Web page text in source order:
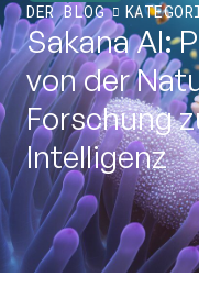
DER BLOG
Sakana AI:
von der
Forschung
Intelligenz